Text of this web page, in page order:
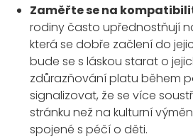
Zaměřte se na
rodiny často upřednostňují
která se dobře začlení do
bude se s láskou starat o
zdůrazňování platu během
signalizovat, že se více
stránku než na kulturní
spojené s péčí o děti.